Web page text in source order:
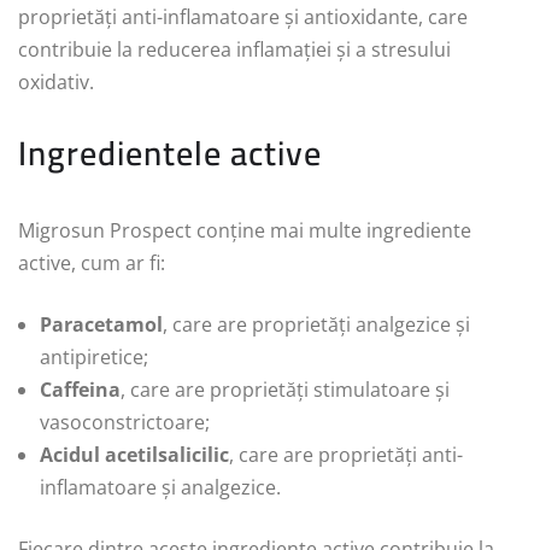
proprietăți anti-inflamatoare și antioxidante, care
contribuie la reducerea inflamației și a stresului
oxidativ.
Ingredientele active
Migrosun Prospect conține mai multe ingrediente
active, cum ar fi:
Paracetamol, care are proprietăți analgezice și
antipiretice;
Caffeina, care are proprietăți stimulatoare și
vasoconstrictoare;
Acidul acetilsalicilic, care are proprietăți anti-
inflamatoare și analgezice.